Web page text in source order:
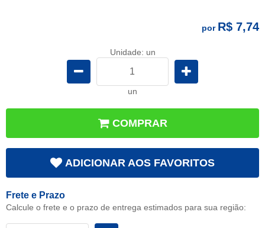
por R$ 7,74
Unidade: un
un
COMPRAR
ADICIONAR AOS FAVORITOS
Frete e Prazo
Calcule o frete e o prazo de entrega estimados para sua região: